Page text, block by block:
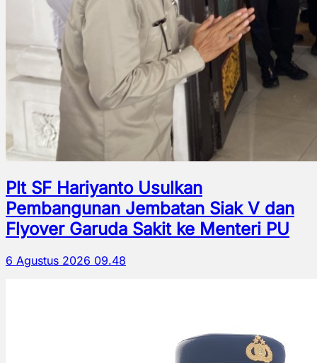
Plt SF Hariyanto Usulkan
Pembangunan Jembatan Siak V dan
Flyover Garuda Sakit ke Menteri PU
6 Agustus 2026 09.48